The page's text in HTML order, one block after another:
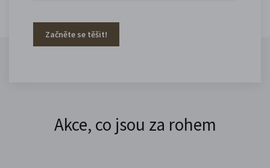
Začněte se těšit!
Akce, co jsou za rohem